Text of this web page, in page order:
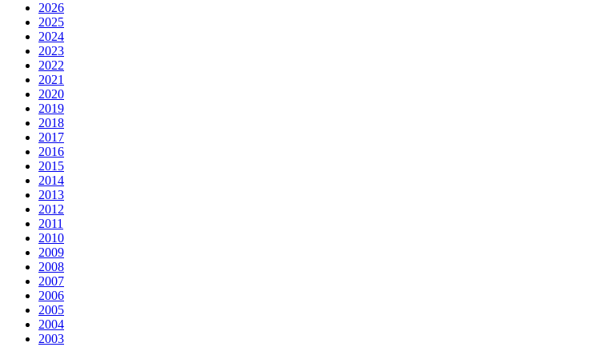
2026
2025
2024
2023
2022
2021
2020
2019
2018
2017
2016
2015
2014
2013
2012
2011
2010
2009
2008
2007
2006
2005
2004
2003